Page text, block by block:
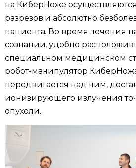
на КиберНоже
разрезов и абсолютно
пациента. Во время лечения
сознании, удобно
специальном медицинском
робот-манипулятор
передвигается над ним,
ионизирующего излучения
опухоли.